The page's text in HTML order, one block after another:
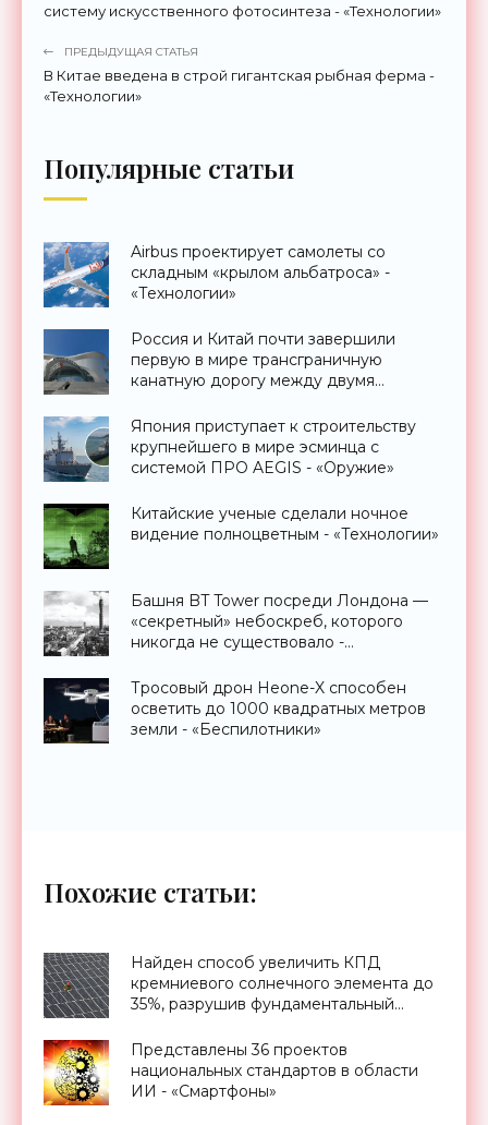
систему искусственного фотосинтеза - «Технологии»
ПРЕДЫДУЩАЯ СТАТЬЯ
В Китае введена в строй гигантская рыбная ферма -
«Технологии»
Популярные статьи
Airbus проектирует самолеты со
складным «крылом альбатроса» -
«Технологии»
Россия и Китай почти завершили
первую в мире трансграничную
канатную дорогу между двумя
Япония приступает к строительству
крупнейшего в мире эсминца с
системой ПРО AEGIS - «Оружие»
Китайские ученые сделали ночное
видение полноцветным - «Технологии»
Башня BT Tower посреди Лондона —
«секретный» небоскреб, которого
никогда не существовало -
Тросовый дрон Heone-X способен
осветить до 1000 квадратных метров
земли - «Беспилотники»
Похожие статьи:
Найден способ увеличить КПД
кремниевого солнечного элемента до
35%, разрушив фундаментальный
Электроники»
Представлены 36 проектов
национальных стандартов в области
ИИ - «Смартфоны»